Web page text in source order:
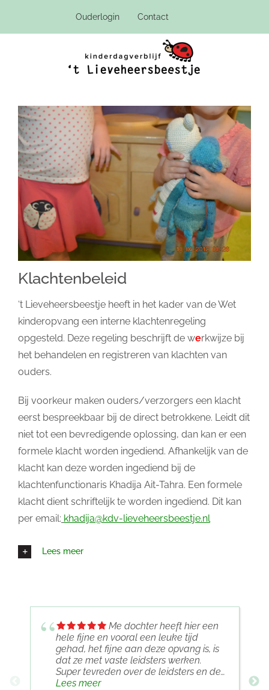
Ouderlogin Contact
Klachtenbeleid
‘t Lieveheersbeestje heeft in het kader van de Wet
kinderopvang een interne klachtenregeling
opgesteld. Deze regeling beschrijft de werkwijze bij
het behandelen en registreren van klachten van
ouders.
Bij voorkeur maken ouders/verzorgers een klacht
eerst bespreekbaar bij de direct betrokkene. Leidt dit
niet tot een bevredigende oplossing, dan kan er een
formele klacht worden ingediend. Afhankelijk van de
klacht kan deze worden ingediend bij de
klachtenfunctionaris Khadija Ait-Tahra. Een formele
klacht dient schriftelijk te worden ingediend. Dit kan
per email: khadija@kdv-lieveheersbeestje.nl
Lees meer
Me dochter heeft hier een
hele fijne en vooral een leuke tijd
gehad, het fijne aan deze opvang is, is
dat ze met vaste leidsters werken.
Super tevreden over de leidsters en de
opvang
Lees meer